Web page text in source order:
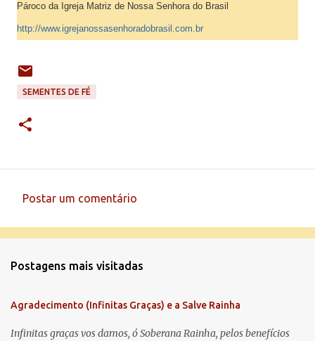
Pároco da Igreja Matriz de Nossa Senhora do Brasil
http://www.igrejanossasenhoradobrasil.com.br
SEMENTES DE FÉ
e
t
á
Postar um comentário
Postagens mais visitadas
Agradecimento (Infinitas Graças) e a Salve Rainha
Infinitas graças vos damos, ó Soberana Rainha, pelos benefícios